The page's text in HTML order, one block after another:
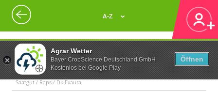
Agrar Wetter
Bayer CropScience Deutschland GmbH
Kostenlos bei Google Play
Öffnen
A-Z
Saatgut / Raps / DK Exaura